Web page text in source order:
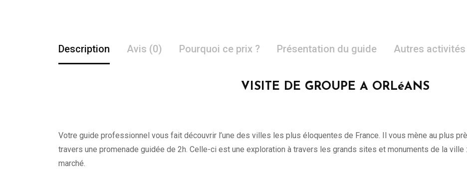
Description Avis (0) Pourquoi ce prix ? Présentation du guide Autres
VISITE DE GROUPE A ORLéANS
Votre guide professionnel vous fait découvrir l’une des villes les plus éloquentes de France. Il vous mène au plus
travers une promenade guidée de 2h. Celle-ci est une exploration à travers les grands sites et monuments de la
marché.